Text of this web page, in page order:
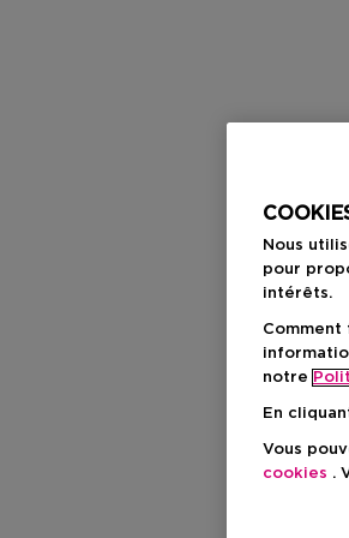
Nous
pour
intérêts.
Comment
notre
En
Vous
cookies .